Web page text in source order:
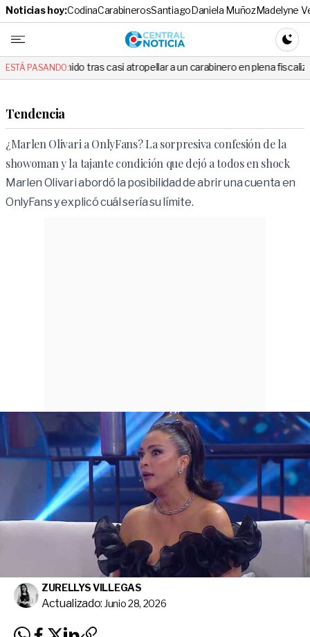
Noticias hoy:CodinaCarabinerosSantiagoDaniela MuñozMadelyne
Central
ESTÁ PASANDO:
tras casi atropellar a un carabinero en plena fiscalización
Tendencia
¿Marlen Olivari a OnlyFans? La sorpresiva confesión de la
showoman y la tajante condición que dejó a todos en shock
Marlen Olivari abordó la posibilidad de abrir una cuenta en
OnlyFans y explicó cuál sería su límite.
ZURELLYS VILLEGAS
Actualizado: Junio 28, 2026